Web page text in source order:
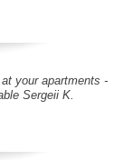
your apartments -
Sergeii K.